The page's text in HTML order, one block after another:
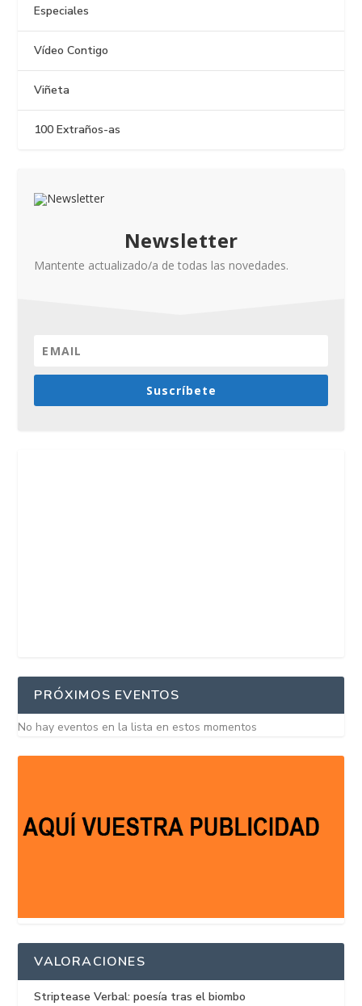
Especiales
Vídeo Contigo
Viñeta
100 Extraños-as
Newsletter
Mantente actualizado/a de todas las novedades.
Suscríbete
PRÓXIMOS EVENTOS
No hay eventos en la lista en estos momentos
VALORACIONES
Striptease Verbal: poesía tras el biombo